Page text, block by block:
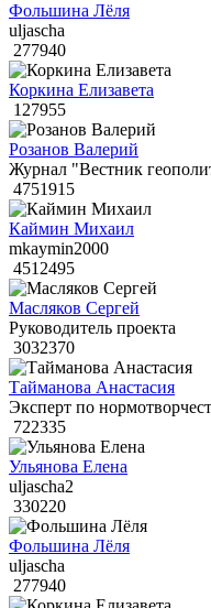
Фольшина Лёля
uljascha
277940
Коркина Елизавета
127955
Розанов Валерий
Журнал "Вестник
4751915
Каймин Михаил
mkaymin2000
4512495
Масляков Сергей
Руководитель проекта
3032370
Тайманова Анастасия
Эксперт по
722335
Ульянова Елена
uljascha2
330220
Фольшина Лёля
uljascha
277940